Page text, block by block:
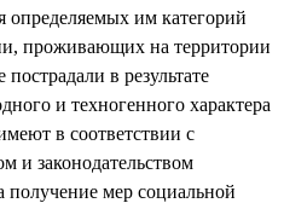
определяемых им категорий
проживающих на территории
в результате
и техногенного характера
в соответствии с
и законодательством
получение мер социальной